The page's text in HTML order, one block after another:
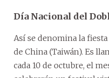
Día Nacional del
Así se denomina la
de China (Taiwán). Es
cada 10 de octubre, el